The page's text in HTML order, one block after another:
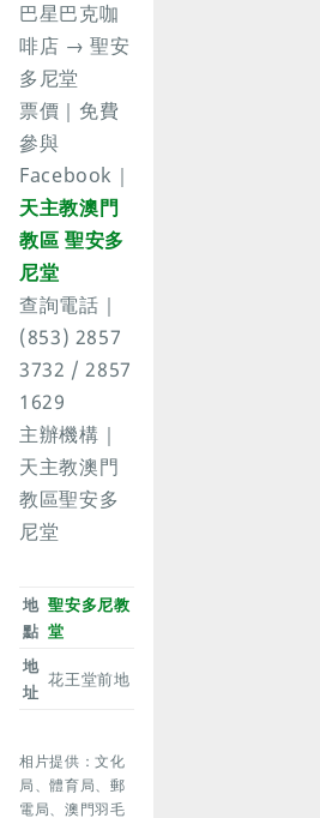
巴星巴克咖
啡店 → 聖安
多尼堂
票價｜免費
參與
Facebook｜
天主教澳門
教區 聖安多
尼堂
查詢電話｜
(853) 2857
3732 / 2857
1629
主辦機構｜
天主教澳門
教區聖安多
尼堂
地
點
聖安多尼教
堂
地
址
花王堂前地
相片提供：文化
局、體育局、郵
電局、澳門羽毛